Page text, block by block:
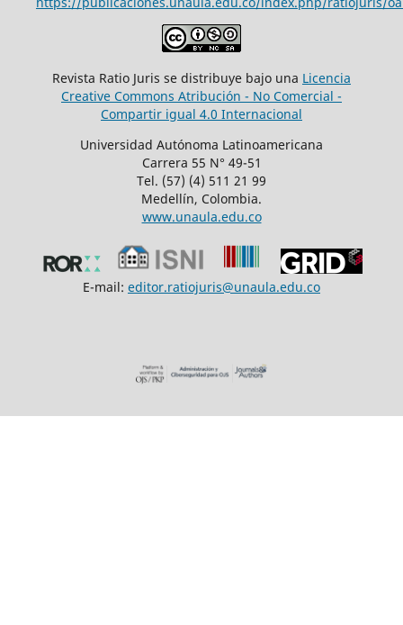
Revista Ratio Juris se distribuye bajo una Licencia
Creative Commons Atribución - No Comercial -
Compartir igual 4.0 Internacional
Universidad Autónoma Latinoamericana
Carrera 55 N° 49-51
Tel. (57) (4) 511 21 99
Medellín, Colombia.
www.unaula.edu.co
E-mail: editor.ratiojuris@unaula.edu.co